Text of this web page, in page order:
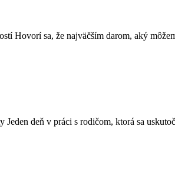
Hovorí sa, že najväčším darom, aký
deň v práci s rodičom, ktorá sa